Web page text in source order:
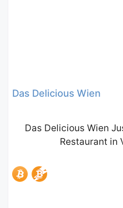
Das Delicious Wien
Das Delicious Wien
Restaurant in